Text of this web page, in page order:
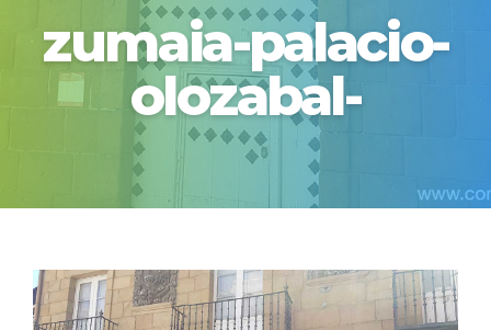
zumaia-palacio-
olozabal-